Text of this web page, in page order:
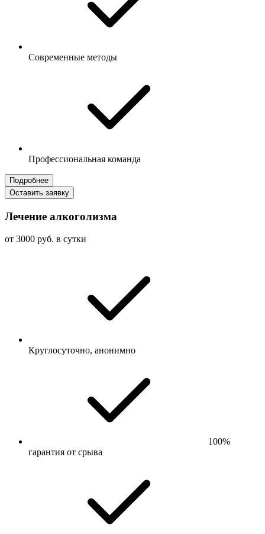
Современные методы
Профессиональная команда
Подробнее
Оставить заявку
Лечение алкоголизма
от 3000 руб. в сутки
Круглосуточно, анонимно
100%
гарантия от срыва